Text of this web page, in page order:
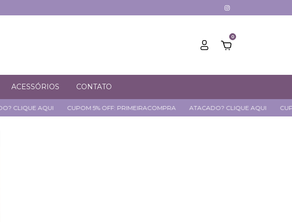
0
ACESSÓRIOS CONTATO
CUPOM 5% OFF: PRIMEIRACOMPRA ATACADO? CLIQUE AQUI CUPOM 5% OFF: